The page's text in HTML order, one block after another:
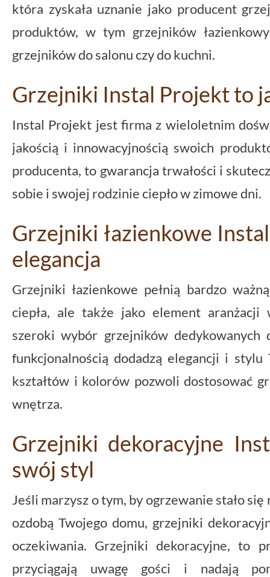
która zyskała uznanie jako producent
produktów, w tym grzejników
grzejników do salonu czy do kuchni.
Grzejniki Instal Projekt to
Instal Projekt jest firma z wieloletnim
jakością i innowacyjnością swoich
producenta, to gwarancja trwałości i
sobie i swojej rodzinie ciepło w zimowe dni.
Grzejniki łazienkowe
elegancja
Grzejniki łazienkowe pełnią bardzo
ciepła, ale także jako element
szeroki wybór grzejników dedykowanych
funkcjonalnością dodadzą elegancji i stylu
kształtów i kolorów pozwoli dostosować
wnętrza.
Grzejniki dekoracyjne
swój styl
Jeśli marzysz o tym, by ogrzewanie stało
ozdobą Twojego domu, grzejniki
oczekiwania. Grzejniki dekoracyjne, to
przyciągają uwagę gości i nadają